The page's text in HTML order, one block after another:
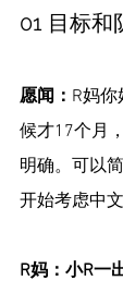
01 目标和
愿闻： R妈
候才17个月
明确。可以
开始考虑中
R妈：小R一